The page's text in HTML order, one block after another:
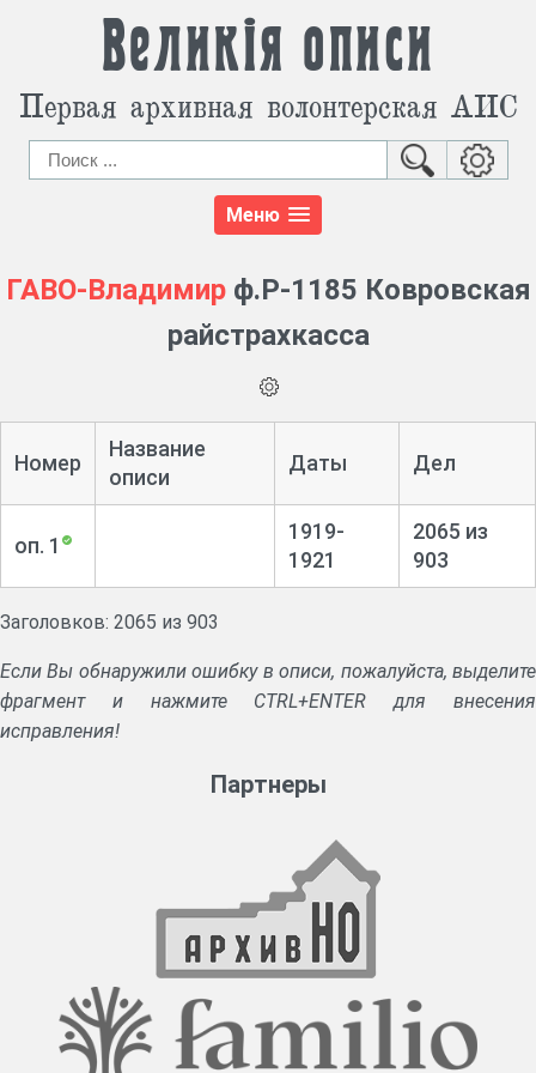
Великія описи
Первая архивная волонтерская АИС
Меню
ГАВО-Владимирф.Р-1185 Ковровская
райстрахкасса
Номер
Название
описи
Даты Дел
оп. 1
1919-
1921
2065 из
903
Заголовков: 2065 из 903
Если Вы обнаружили ошибку в описи, пожалуйста, выделите
фрагмент и нажмите CTRL+ENTER для внесения
исправления!
Партнеры